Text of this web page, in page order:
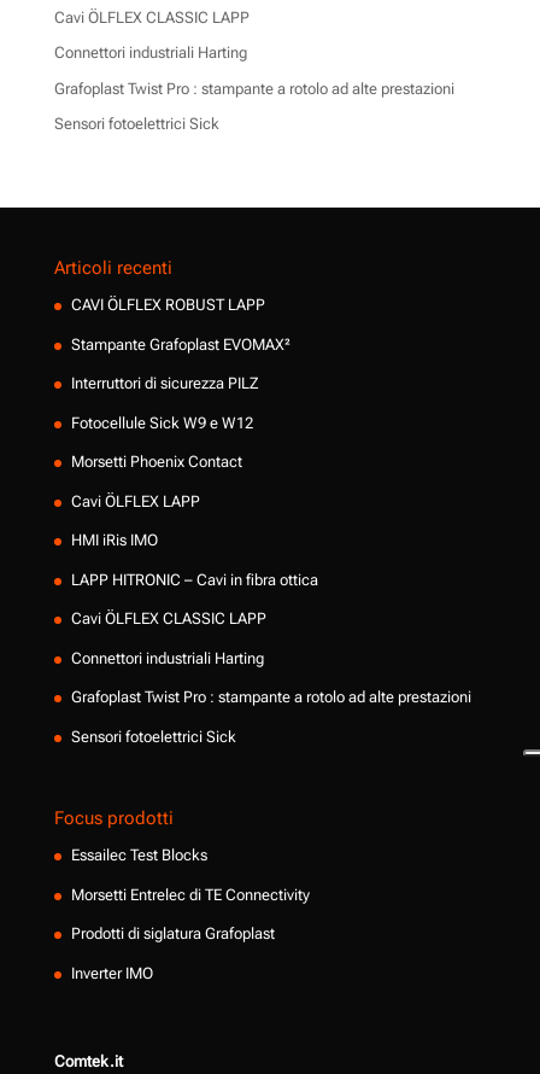
Cavi ÖLFLEX CLASSIC LAPP
Connettori industriali Harting
Grafoplast Twist Pro : stampante a rotolo ad alte prestazioni
Sensori fotoelettrici Sick
Articoli recenti
CAVI ÖLFLEX ROBUST LAPP
Stampante Grafoplast EVOMAX²
Interruttori di sicurezza PILZ
Fotocellule Sick W9 e W12
Morsetti Phoenix Contact
Cavi ÖLFLEX LAPP
HMI iRis IMO
LAPP HITRONIC – Cavi in fibra ottica
Cavi ÖLFLEX CLASSIC LAPP
Connettori industriali Harting
Grafoplast Twist Pro : stampante a rotolo ad alte prestazioni
Sensori fotoelettrici Sick
Focus prodotti
Essailec Test Blocks
Morsetti Entrelec di TE Connectivity
Prodotti di siglatura Grafoplast
Inverter IMO
Comtek.it